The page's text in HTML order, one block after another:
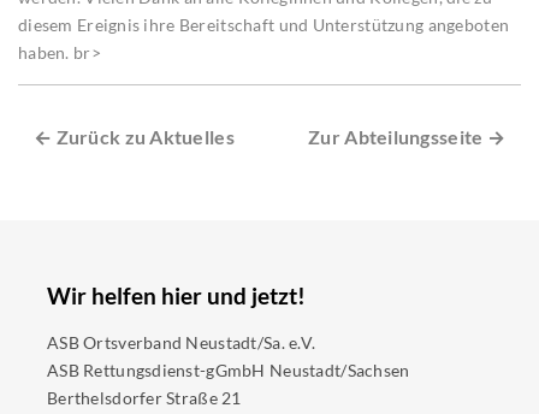
diesem Ereignis ihre Bereitschaft und Unterstützung angeboten
haben. br>
← Zurück zu Aktuelles Zur Abteilungsseite →
Wir helfen hier und jetzt!
ASB Ortsverband Neustadt/Sa. e.V.
ASB Rettungsdienst-gGmbH Neustadt/Sachsen
Berthelsdorfer Straße 21